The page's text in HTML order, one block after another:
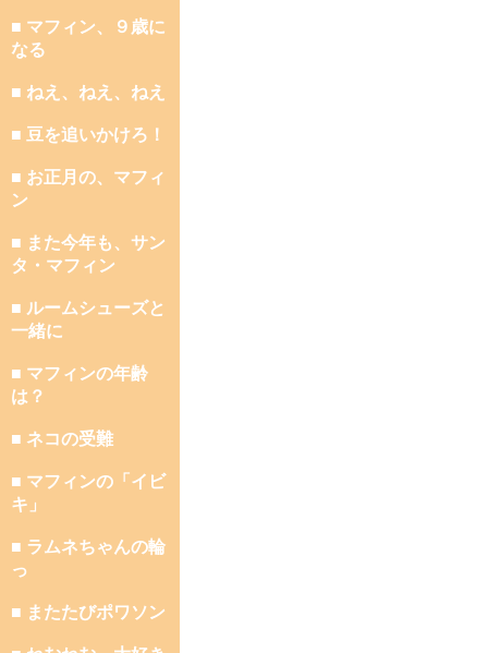
■ マフィン、９歳に
なる
■ ねえ、ねえ、ねえ
■ 豆を追いかけろ！
■ お正月の、マフィ
ン
■ また今年も、サン
タ・マフィン
■ ルームシューズと
一緒に
■ マフィンの年齢
は？
■ ネコの受難
■ マフィンの「イビ
キ」
■ ラムネちゃんの輪
っ
■ またたびポワソン